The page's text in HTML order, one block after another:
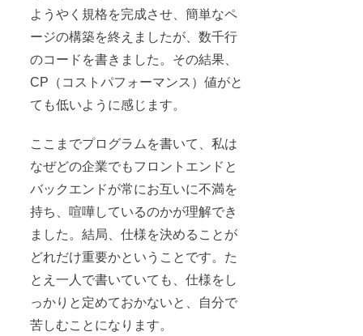
ようやく規格を完成させ、簡単なペ
ージの構築を終えましたが、数千行
のコードを書きました。その結果、
CP（コストパフォーマンス）値がと
ても低いように感じます。
ここまでプログラムを書いて、私は
なぜどの企業でもフロントエンドと
バックエンドが常にお互いに不満を
持ち、喧嘩しているのかが理解でき
ました。結局、仕様を決めることが
どれだけ重要かということです。た
とえ一人で書いていても、仕様をし
っかりと定めておかないと、自分で
苦しむことになります。